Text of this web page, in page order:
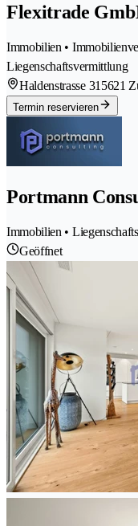
Flexitrade
Immobilien •
Liegenschaftsvermittlung
Haldenstrasse 31 5621
Termin reservieren
Portmann
Immobilien •
Geöffnet